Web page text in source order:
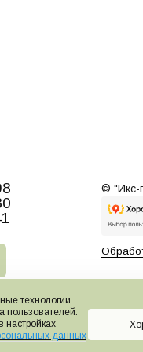
© "Икс-
сайта запрещено
технологии
пользователей.
настройках
данных